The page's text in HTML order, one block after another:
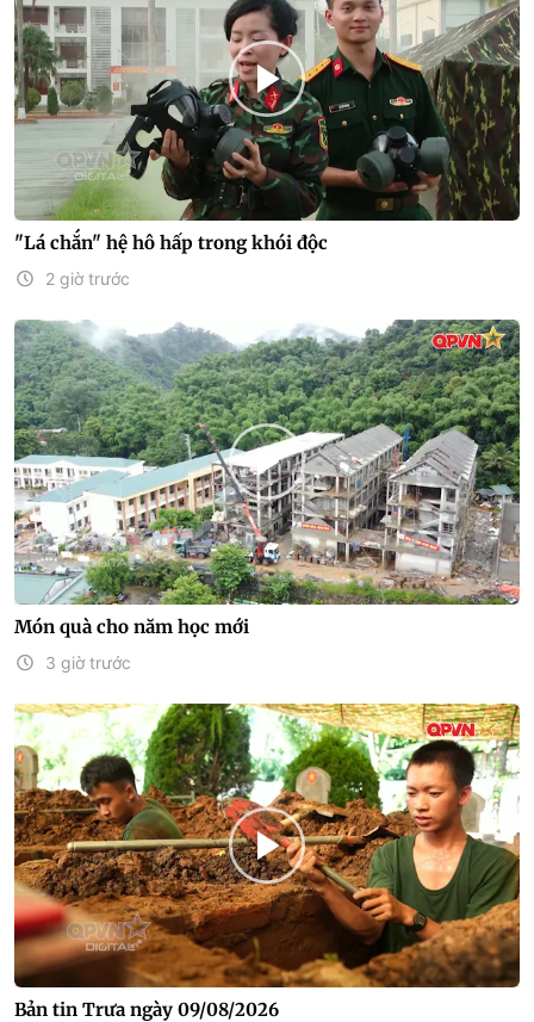
"Lá chắn" hệ hô hấp trong khói độc
2 giờ trước
Món quà cho năm học mới
3 giờ trước
Bản tin Trưa ngày 09/08/2026